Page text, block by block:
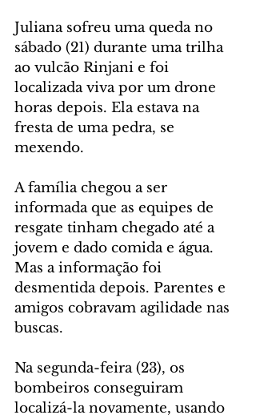
Juliana sofreu uma queda no
sábado (21) durante uma trilha
ao vulcão Rinjani e foi
localizada viva por um drone
horas depois. Ela estava na
fresta de uma pedra, se
mexendo.
A família chegou a ser
informada que as equipes de
resgate tinham chegado até a
jovem e dado comida e água.
Mas a informação foi
desmentida depois. Parentes e
amigos cobravam agilidade nas
buscas.
Na segunda-feira (23), os
bombeiros conseguiram
localizá-la novamente, usando